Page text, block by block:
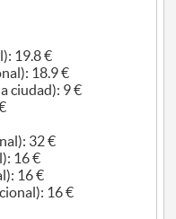
19.8 €
18.9 €
ciudad): 9 €
32 €
16 €
16 €
16 €